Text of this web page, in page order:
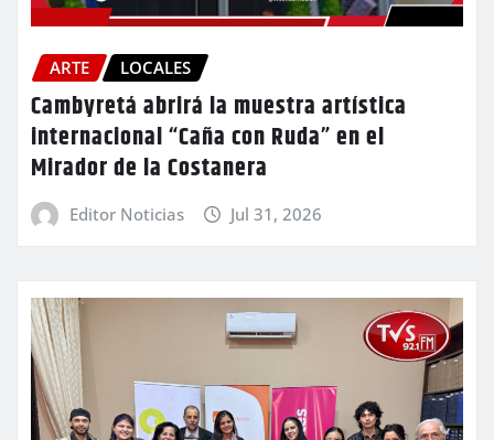
ARTE LOCALES
Cambyretá abrirá la muestra artística
internacional “Caña con Ruda” en el
Mirador de la Costanera
Editor Noticias Jul 31, 2026